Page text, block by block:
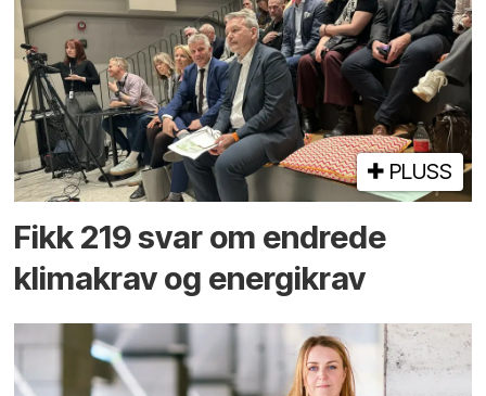
PLUSS
Fikk 219 svar om endrede
klimakrav og energikrav